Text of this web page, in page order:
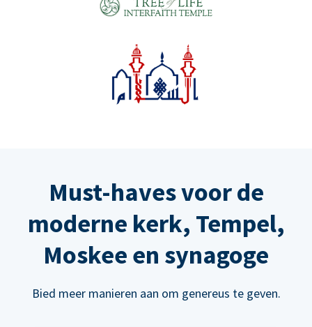
Must-haves voor de
moderne kerk, Tempel,
Moskee en synagoge
Bied meer manieren aan om genereus te geven.